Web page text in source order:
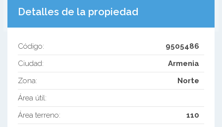
Detalles de la propiedad
Código:
9505486
Ciudad:
Armenia
Zona:
Norte
Área útil:
Área terreno:
110